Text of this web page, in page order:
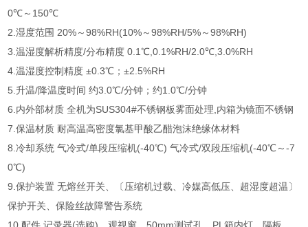
0℃～150℃
2.湿度范围 20%～98%RH(10%～98%RH/5%～98%RH)
3.温湿度解析精度/分布精度 0.1℃,0.1%RH/2.0℃,3.0%RH
4.温湿度控制精度 ±0.3℃；±2.5%RH
5.升温/降温度时间 约3.0℃/分钟；约1.0℃/分钟
6.内外部材质 全机为SUS304#不锈钢板雾面处理,内箱为镜面不锈钢
7.保温材质 耐高温高密度氯基甲酸乙醋泡沫绝缘体材料
8.冷却系统 气冷式/单段压缩机(-40℃) 气冷式/双段压缩机(-40℃～-7
0℃)
9.保护装置 无熔丝开关、〔压缩机过载、冷媒高低压、超湿度超温〕
保护开关、保险丝故障警告系统
10.配件 记录器(选购)、观视窗、50mm测试孔、PL箱内灯、隔板、